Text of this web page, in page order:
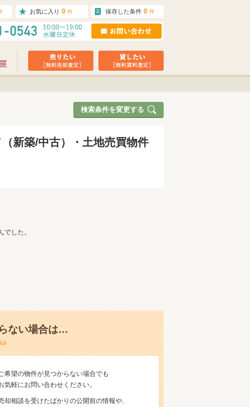
お気に入り 0 件 保存した条件 0 件
検索条件を変更する
新築/中古）・土地売買物件
した。
ない場合は…
希望の物件が見つからない場合でも
気軽にお問い合わせください。
却相談を受けたばかりの公開前の情報や、